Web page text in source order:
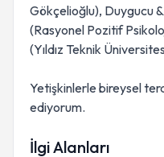
Gökçelioğlu), Duygucu &
(Rasyonel Pozitif
(Yıldız Teknik
Yetişkinlerle bireysel
ediyorum.
İlgi Alanları